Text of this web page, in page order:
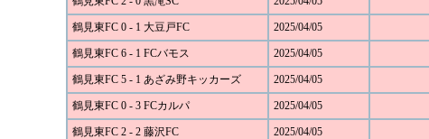
鶴見東FC 0 - 1 大豆戸FC 2025/04/05
鶴見東FC 6 - 1 FCバモス 2025/04/05
鶴見東FC 5 - 1 あざみ野キッカーズ 2025/04/05
鶴見東FC 0 - 3 FCカルパ 2025/04/05
鶴見東FC 2 - 2 藤沢FC 2025/04/05